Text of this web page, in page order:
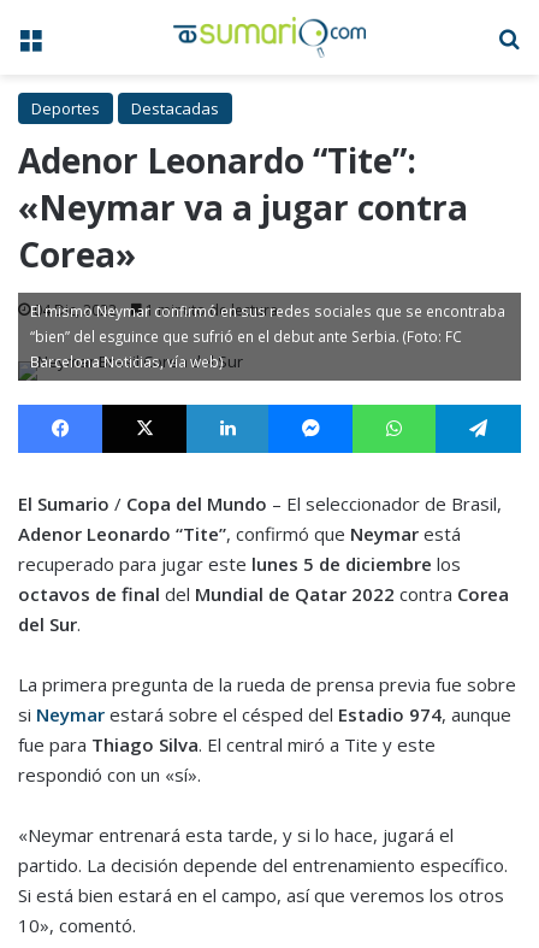
Menú
Deportes Destacadas
Adenor Leonardo “Tite”:
«Neymar va a jugar contra
Corea»
04 Dic, 2022 1 minuto de lectura
El mismo Neymar confirmó en sus redes sociales que se encontraba
“bien” del esguince que sufrió en el debut ante Serbia. (Foto: FC
Barcelona Noticias, vía web)
Facebook X LinkedIn MessengerWhatsApp
El Sumario / Copa del Mundo – El seleccionador de Brasil,
Adenor Leonardo “Tite”, confirmó que Neymar está
recuperado para jugar este lunes 5 de diciembre los
octavos de final del Mundial de Qatar 2022 contra Corea
del Sur.
La primera pregunta de la rueda de prensa previa fue sobre
si Neymar estará sobre el césped del Estadio 974, aunque
fue para Thiago Silva. El central miró a Tite y este
respondió con un «sí».
«Neymar entrenará esta tarde, y si lo hace, jugará el
partido. La decisión depende del entrenamiento específico.
Si está bien estará en el campo, así que veremos los otros
10», comentó.